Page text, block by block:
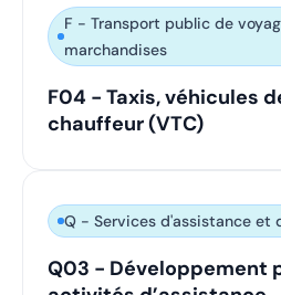
F - Transport public de
marchandises
F04 - Taxis, véhicules
chauffeur (VTC)
Q - Services d'assistance et
Q03 - Développement